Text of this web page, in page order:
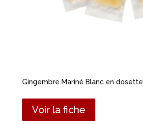
Gingembre Mariné Blanc en dosette
Voir la fiche